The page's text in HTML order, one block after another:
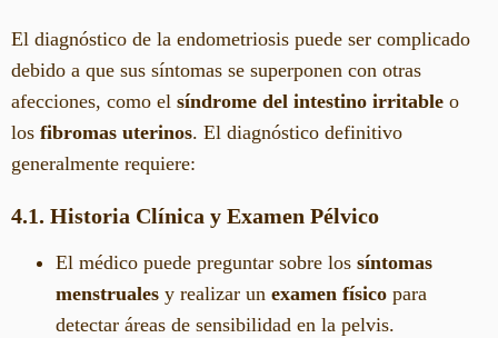
El diagnóstico de la endometriosis puede ser complicado
debido a que sus síntomas se superponen con otras
afecciones, como el síndrome del intestino irritable o
los fibromas uterinos. El diagnóstico definitivo
generalmente requiere:
4.1. Historia Clínica y Examen Pélvico
El médico puede preguntar sobre los síntomas
menstruales y realizar un examen físico para
detectar áreas de sensibilidad en la pelvis.